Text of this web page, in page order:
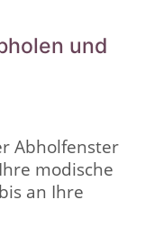
und
Abholfenster
modische
an Ihre